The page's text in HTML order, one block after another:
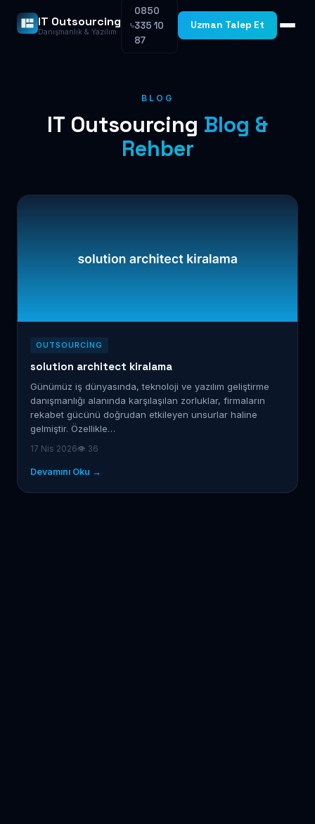
IT Outsourcing
Danışmanlık & Yazılım
0850
335 10
87
Uzman Talep Et
BLOG
IT Outsourcing Blog &
Rehber
OUTSOURCING
solution architect kiralama
Günümüz iş dünyasında, teknoloji ve yazılım geliştirme
danışmanlığı alanında karşılaşılan zorluklar, firmaların
rekabet gücünü doğrudan etkileyen unsurlar haline
gelmiştir. Özellikle…
17 Nis 2026👁 36
Devamını Oku →